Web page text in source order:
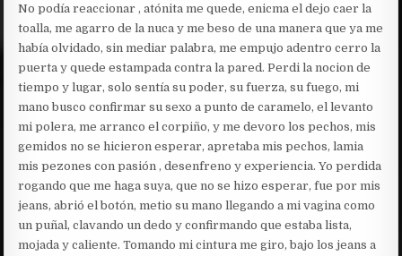
No podía reaccionar , atónita me quede, enicma el dejo caer la
toalla, me agarro de la nuca y me beso de una manera que ya me
había olvidado, sin mediar palabra, me empujo adentro cerro la
puerta y quede estampada contra la pared. Perdi la nocion de
tiempo y lugar, solo sentía su poder, su fuerza, su fuego, mi
mano busco confirmar su sexo a punto de caramelo, el levanto
mi polera, me arranco el corpiño, y me devoro los pechos, mis
gemidos no se hicieron esperar, apretaba mis pechos, lamia
mis pezones con pasión , desenfreno y experiencia. Yo perdida
rogando que me haga suya, que no se hizo esperar, fue por mis
jeans, abrió el botón, metio su mano llegando a mi vagina como
un puñal, clavando un dedo y confirmando que estaba lista,
mojada y caliente. Tomando mi cintura me giro, bajo los jeans a